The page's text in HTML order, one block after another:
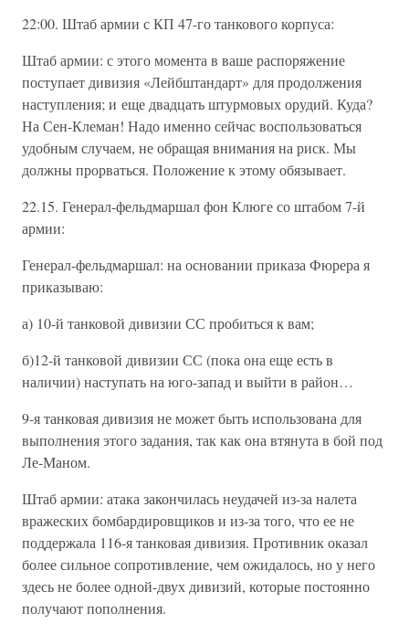
22:00. Штаб армии с КП 47-го танкового корпуса:
Штаб армии: с этого момента в ваше распоряжение
поступает дивизия «Лейбштандарт» для продолжения
наступления; и еще двадцать штурмовых орудий. Куда?
На Сен-Клеман! Надо именно сейчас воспользоваться
удобным случаем, не обращая внимания на риск. Мы
должны прорваться. Положение к этому обязывает.
22.15. Генерал-фельдмаршал фон Клюге со штабом 7-й
армии:
Генерал-фельдмаршал: на основании приказа Фюрера я
приказываю:
а) 10-й танковой дивизии СС пробиться к вам;
б)12-й танковой дивизии СС (пока она еще есть в
наличии) наступать на юго-запад и выйти в район…
9-я танковая дивизия не может быть использована для
выполнения этого задания, так как она втянута в бой под
Ле-Маном.
Штаб армии: атака закончилась неудачей из-за налета
вражеских бомбардировщиков и из-за того, что ее не
поддержала 116-я танковая дивизия. Противник оказал
более сильное сопротивление, чем ожидалось, но у него
здесь не более одной-двух дивизий, которые постоянно
получают пополнения.